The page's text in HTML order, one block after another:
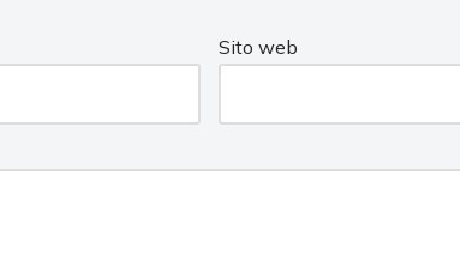
Sito web